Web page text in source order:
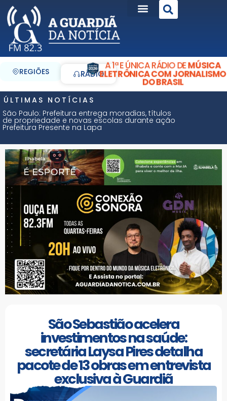
REGIÕES RÁDIO
A 1ª E ÚNICA RÁDIO DEMÚSICA
ELETRÔNICA COM JORNALISMO
DO BRASIL
ÚLTIMAS NOTÍCIAS
São Paulo: Prefeitura entrega moradias, títulos
de propriedade e novas escolas durante ação
Prefeitura Presente na Lapa
São Sebastião acelera
investimentos na saúde:
secretária Laysa Pires detalha
pacote de 13 obras em entrevista
exclusiva à Guardiã